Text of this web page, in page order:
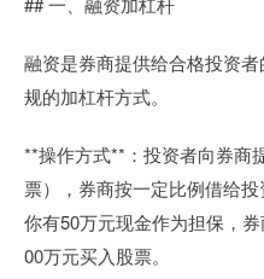
融资是券商提供给合格投资
规的加杠杆方式。
**操作方式**：投资者向券商
票），券商按一定比例借给
你有50万元现金作为担保，
00万元买入股票。